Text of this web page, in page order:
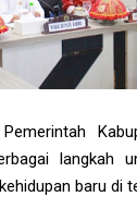
langkah
baru di